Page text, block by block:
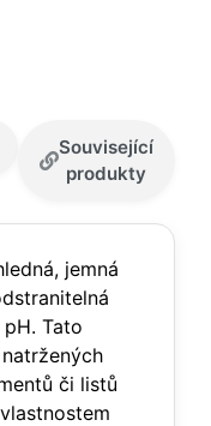
Související
produkty
jemná
Tato
či listů